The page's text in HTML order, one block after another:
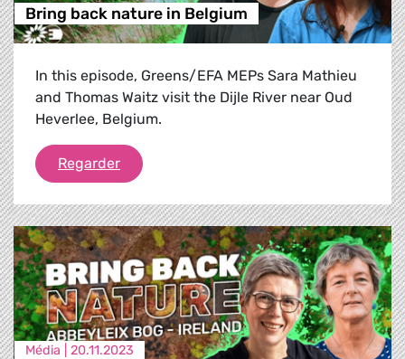
Bring back nature in Belgium
In this episode, Greens/EFA MEPs Sara Mathieu
and Thomas Waitz visit the Dijle River near Oud
Heverlee, Belgium.
RegarderBring back nature in Belgium
Média | 20.11.2023